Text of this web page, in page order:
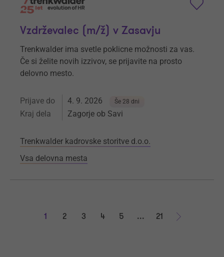
Vzdrževalec (m/ž) v Zasavju
Trenkwalder ima svetle poklicne možnosti za vas.
Če si želite novih izzivov, se prijavite na prosto
delovno mesto.
Prijave do 4. 9. 2026 Še 28 dni
Kraj dela Zagorje ob Savi
Trenkwalder kadrovske storitve d.o.o.
Vsa delovna mesta
1 2 3 4 5 ...
21